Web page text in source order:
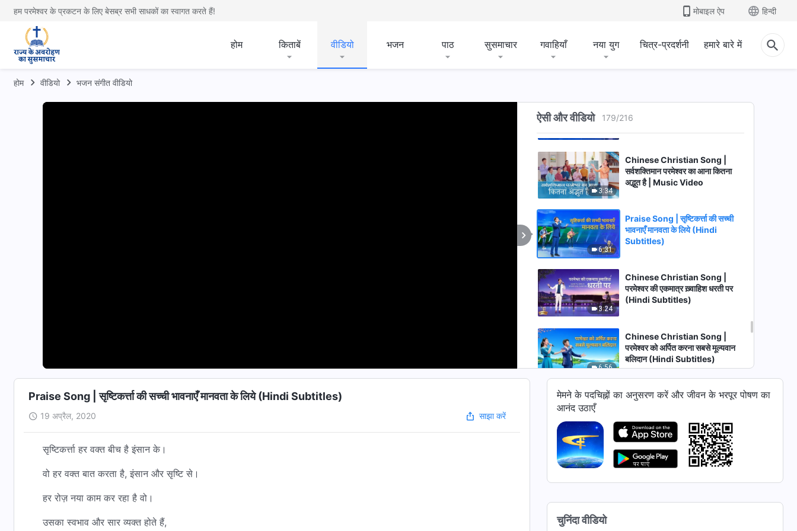
हम परमेश्वर के प्रकटन के लिए बेसब्र सभी साधकों का स्वागत करते हैं! मोबाइल ऐप हिन्दी
होम किताबें वीडियो भजन पाठ सुसमाचार गवाहियाँ नया युग चित्र-प्रदर्शनी हमारे बारे में
होम वीडियो भजन संगीत वीडियो
ऐसी और वीडियो 179/216
अनुसरण करना चाहिए | Music Video
Christian Song | परमेश्वर की सारी
सृष्टि उसकी प्रभुता के अधीन होनी चाहिए
4:25
Chinese Christian Song | मानव
Subtitles)
3:34
Chinese Christian Song |
सर्वशक्तिमान परमेश्वर का आना कितना
अद्भुत है | Music Video
6:31
Praise Song | सृष्टिकर्त्ता की सच्ची
भावनाएँ मानवता के लिये (Hindi
Subtitles)
3:24
Chinese Christian Song |
परमेश्वर की एकमात्र ख़्वाहिश धरती पर
(Hindi Subtitles)
6:56
Chinese Christian Song |
परमेश्वर को अर्पित करना सबसे मूल्यवान
बलिदान (Hindi Subtitles)
3:53
Christian Song | काश मैं हर दिन
4:59
Chinese Christian Song |
परमेश्वर के प्रकटन की महत्ता (Hindi
Praise Song | सृष्टिकर्त्ता की सच्ची भावनाएँ मानवता के लिये (Hindi Subtitles)
19 अप्रैल, 2020 साझा करें
सृष्टिकर्त्ता हर वक्त बीच है इंसान के।
वो हर वक्त बात करता है, इंसान और सृष्टि से।
हर रोज़ नया काम कर रहा है वो।
उसका स्वभाव और सार व्यक्त होते हैं,
मेमने के पदचिह्नों का अनुसरण करें और जीवन के भरपूर पोषण का
आनंद उठाएँ
चुनिंदा वीडियो